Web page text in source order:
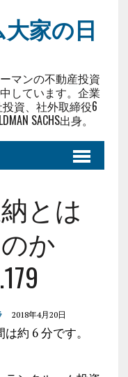
家の日
マンの不動産投資
しています。企業
資、社外取締役6
SACHS出身。
とは
か
2018年4月20日
約 6 分です。